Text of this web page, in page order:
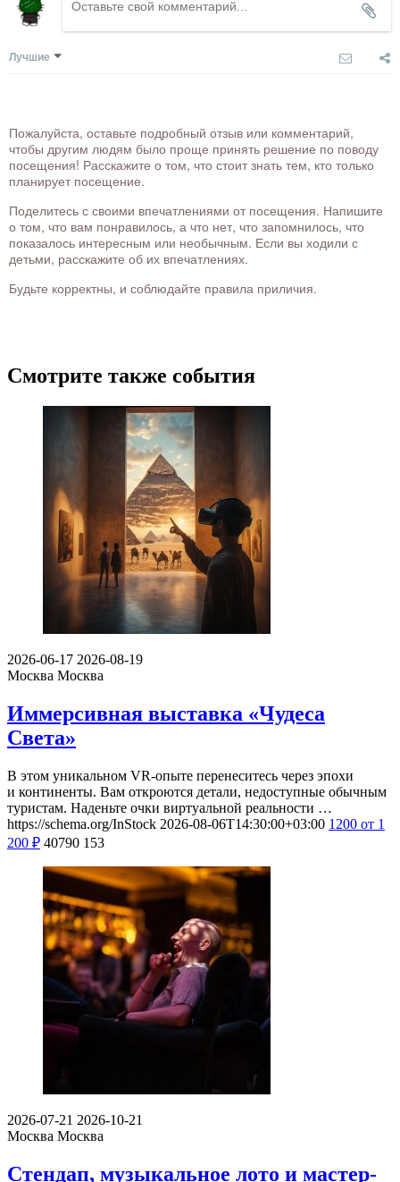
Лучшие
Пожалуйста, оставьте подробный отзыв или комментарий,
чтобы другим людям было проще принять решение по поводу
посещения! Расскажите о том, что стоит знать тем, кто только
планирует посещение.
Поделитесь с своими впечатлениями от посещения. Напишите
о том, что вам понравилось, а что нет, что запомнилось, что
показалось интересным или необычным. Если вы ходили с
детьми, расскажите об их впечатлениях.
Будьте корректны, и соблюдайте правила приличия.
Смотрите также события
2026-06-17 2026-08-19
Москва Москва
Иммерсивная выставка «Чудеса
Света»
В этом уникальном VR-опыте перенеситесь через эпохи
и континенты. Вам откроются детали, недоступные обычным
туристам. Наденьте очки виртуальной реальности …
https://schema.org/InStock 2026-08-06T14:30:00+03:00 1200 от 1
200 ₽ 40790 153
2026-07-21 2026-10-21
Москва Москва
Стендап, музыкальное лото и мастер-